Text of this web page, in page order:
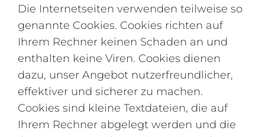
Die Internetseiten verwenden teilweise so
genannte Cookies. Cookies richten auf
Ihrem Rechner keinen Schaden an und
enthalten keine Viren. Cookies dienen
dazu, unser Angebot nutzerfreundlicher,
effektiver und sicherer zu machen.
Cookies sind kleine Textdateien, die auf
Ihrem Rechner abgelegt werden und die